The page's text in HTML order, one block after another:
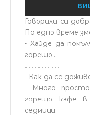
Говорили си
По едно време
- Хайде да
горещо...
........................
- Как да се
- Много
горещо кафе в
седмици.